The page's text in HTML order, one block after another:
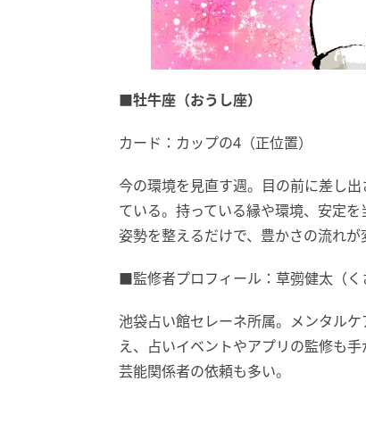
■牡牛座（おうし座）
カード：カップの4（正位置）
今の環境を見直す週。目の前に差し
ている。持っている縁や環境、安定
姿勢を整えるだけで、豊かさの流れが
■監修者プロフィール：草彅健太（く
池袋占い館セレーネ所属。メンタル
え、占いイベントやアプリの監修も
芸能関係者の依頼も多い。